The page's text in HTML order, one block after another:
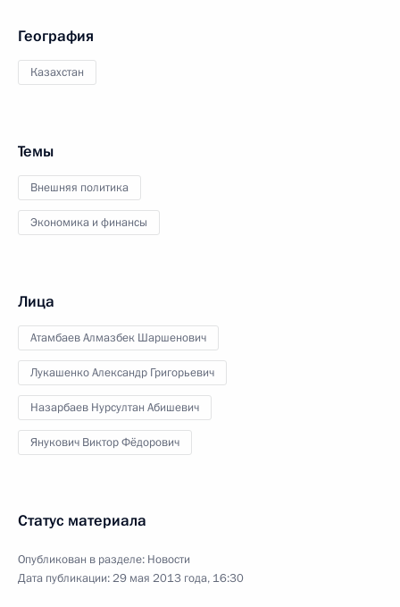
География
Казахстан
Темы
Внешняя политика
Экономика и финансы
Лица
Атамбаев Алмазбек Шаршенович
Лукашенко Александр Григорьевич
Назарбаев Нурсултан Абишевич
Янукович Виктор Фёдорович
Статус материала
Опубликован в разделе: Новости
Дата публикации:29 мая 2013 года, 16:30